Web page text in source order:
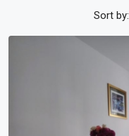
Sort by: